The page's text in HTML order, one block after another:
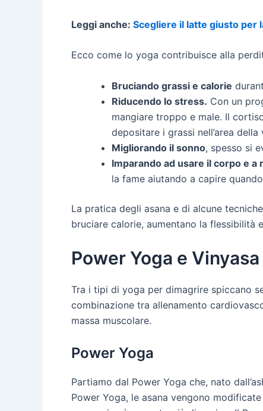
Leggi anche: Scegliere il latte giusto per
Ecco come lo yoga contribuisce alla
Bruciando grassi e calorie
Riducendo lo stress. Con un
mangiare troppo e male. Il
depositare i grassi nell’area della
Migliorando il sonno, spesso si
Imparando ad usare il corpo e
la fame aiutando a capire
La pratica degli asana e di alcune
bruciare calorie, aumentano la flessibilità
Power Yoga e
Tra i tipi di yoga per dimagrire spiccano
combinazione tra allenamento
massa muscolare.
Power Yoga
Partiamo dal Power Yoga che, nato
Power Yoga, le asana vengono